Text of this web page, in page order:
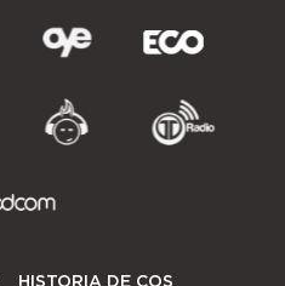
HISTORIA DE COS